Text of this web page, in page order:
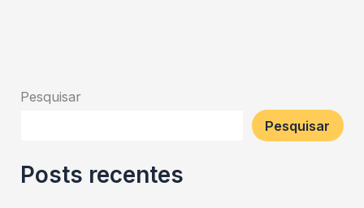
Pesquisar
Pesquisar
Posts recentes